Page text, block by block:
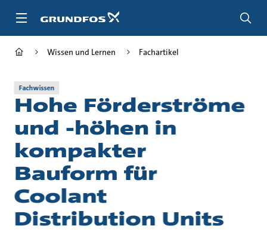
Inhalt
Wissen und Lernen Fachartikel
Fachwissen
Hohe Förderströme
und -höhen in
kompakter
Bauform für
Coolant
Distribution Units